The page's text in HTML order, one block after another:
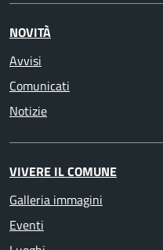
NOVITÀ
Avvisi
Comunicati
Notizie
VIVERE IL COMUNE
Galleria immagini
Eventi